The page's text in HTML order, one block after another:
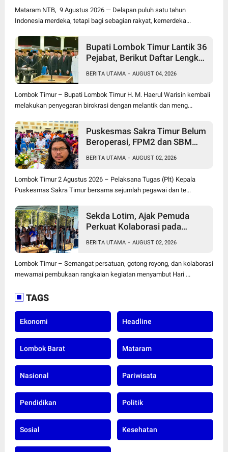
Mataram NTB, 9 Agustus 2026 — Delapan puluh satu tahun
Indonesia merdeka, tetapi bagi sebagian rakyat, kemerdeka...
Bupati Lombok Timur Lantik 36
Pejabat, Berikut Daftar Lengkap
Baru
BERITA UTAMA - AUGUST 04, 2026
Lombok Timur – Bupati Lombok Timur H. M. Haerul Warisin kembali
melakukan penyegaran birokrasi dengan melantik dan meng...
Puskesmas Sakra Timur Belum
Beroperasi, FPM2 dan SBM
Plt Kepala Puskesmas serta
Tenaga Kesehatan
BERITA UTAMA - AUGUST 02, 2026
Lombok Timur 2 Agustus 2026 – Pelaksana Tugas (Plt) Kepala
Puskesmas Sakra Timur bersama sejumlah pegawai dan te...
Sekda Lotim, Ajak Pemuda
Perkuat Kolaborasi pada
Kegiatan Menyambut HUT ke-
81 Kemerdekaan RI di Desa
Surabaya Utara
BERITA UTAMA - AUGUST 02, 2026
Lombok Timur – Semangat persatuan, gotong royong, dan kolaborasi
mewarnai pembukaan rangkaian kegiatan menyambut Hari ...
TAGS
Ekonomi Headline
Lombok Barat Mataram
Nasional Pariwisata
Pendidikan Politik
Sosial Kesehatan